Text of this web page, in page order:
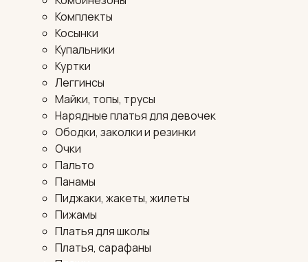
Комплекты
Косынки
Купальники
Куртки
Леггинсы
Майки, топы, трусы
Нарядные платья для девочек
Ободки, заколки и резинки
Очки
Пальто
Панамы
Пиджаки, жакеты, жилеты
Пижамы
Платья для школы
Платья, сарафаны